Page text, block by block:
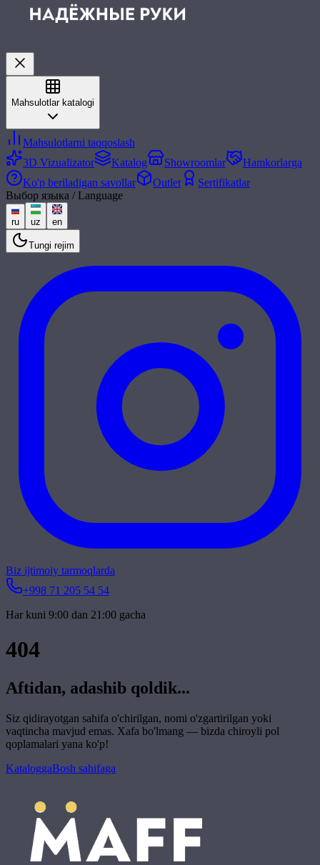
Mahsulotlar katalogi
Mahsulotlarni taqqoslash
3D Vizualizator
Katalog Showroomlar
Hamkorlarga
Ko'p beriladigan savollar
Outlet
Sertifikatlar
Выбор языка / Language
ru uz en
Tungi rejim
Biz ijtimoiy tarmoqlarda
+998 71 205 54 54
Har kuni 9:00 dan 21:00 gacha
404
Aftidan, adashib qoldik...
Siz qidirayotgan sahifa o'chirilgan, nomi o'zgartirilgan yoki
vaqtincha mavjud emas. Xafa bo'lmang — bizda chiroyli pol
qoplamalari yana ko'p!
KataloggaBosh sahifaga